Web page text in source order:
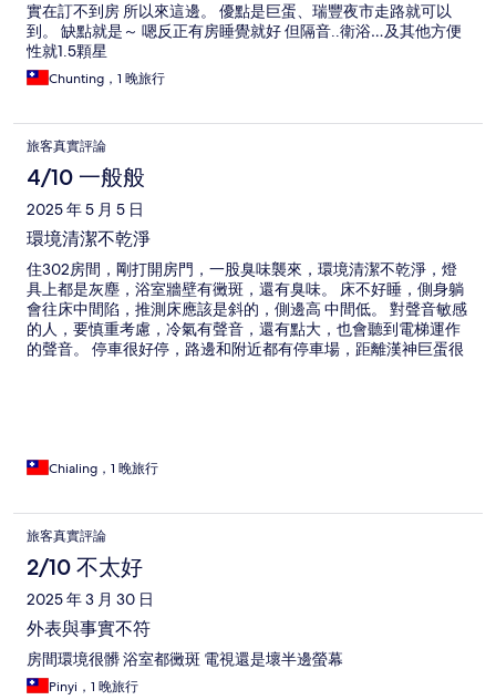
實在訂不到房 所以來這邊。 優點是巨蛋、瑞豐夜市走路就可以
到。 缺點就是～ 嗯反正有房睡覺就好 但隔音..衛浴…及其他方便
性就1.5顆星
Chunting，1 晚旅行
旅客真實評論
4/10 一般般
2025 年 5 月 5 日
環境清潔不乾淨
住302房間，剛打開房門，一股臭味襲來，環境清潔不乾淨，燈
具上都是灰塵，浴室牆壁有黴斑，還有臭味。 床不好睡，側身躺
會往床中間陷，推測床應該是斜的，側邊高 中間低。 對聲音敏感
的人，要慎重考慮，冷氣有聲音，還有點大，也會聽到電梯運作
的聲音。 停車很好停，路邊和附近都有停車場，距離漢神巨蛋很
Chialing，1 晚旅行
旅客真實評論
2/10 不太好
2025 年 3 月 30 日
外表與事實不符
房間環境很髒 浴室都黴斑 電視還是壞半邊螢幕
Pinyi，1 晚旅行